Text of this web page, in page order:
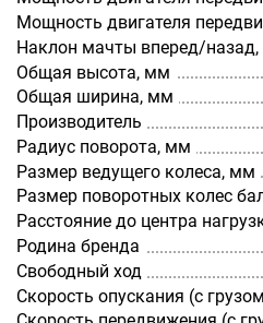
Мощность двигателя
Наклон мачты вперед/назад,
Общая высота, мм
Общая ширина, мм
Производитель
Радиус поворота, мм
Размер ведущего колеса, мм
Размер поворотных колес
Расстояние до центра
Родина бренда
Свободный ход
Скорость опускания (с